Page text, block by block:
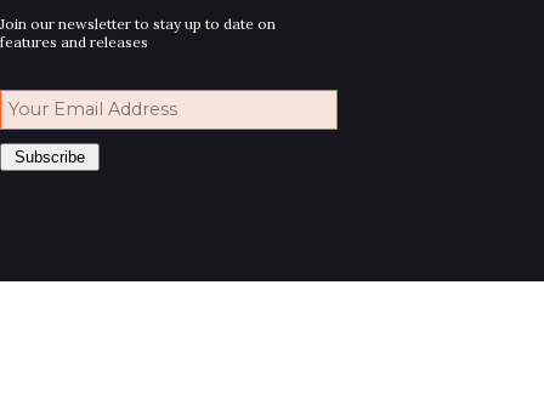
Join our newsletter to stay up to date on
features and releases